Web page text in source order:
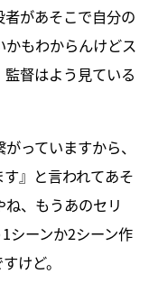
があそこで自分の
もわからんけどス
督はよう見ている
っていますから、
』と言われてあそ
、もうあのセリ
シーンか2シーン作
けど。